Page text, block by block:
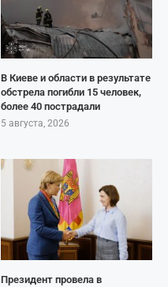
В Киеве и области в результате
обстрела погибли 15 человек,
более 40 пострадали
5 августа, 2026
Президент провела в